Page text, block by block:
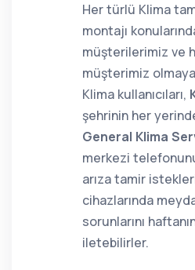
Her türlü Klima
montajı
müşterilerimiz ve
müşterimiz
Klima kullanıcıları,
şehrinin her
General Klima
merkezi
arıza tamir
cihazlarında
sorunlarını
iletebilirler.